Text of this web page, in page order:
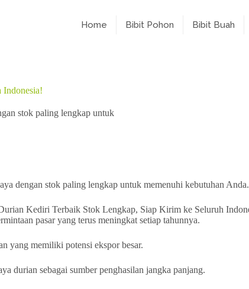
Home Bibit Pohon Bibit Buah
Indonesia!
stok paling lengkap untuk
dengan stok paling lengkap untuk memenuhi kebutuhan Anda.
pasar yang terus meningkat setiap tahunnya.
yang memiliki potensi ekspor besar.
durian sebagai sumber penghasilan jangka panjang.